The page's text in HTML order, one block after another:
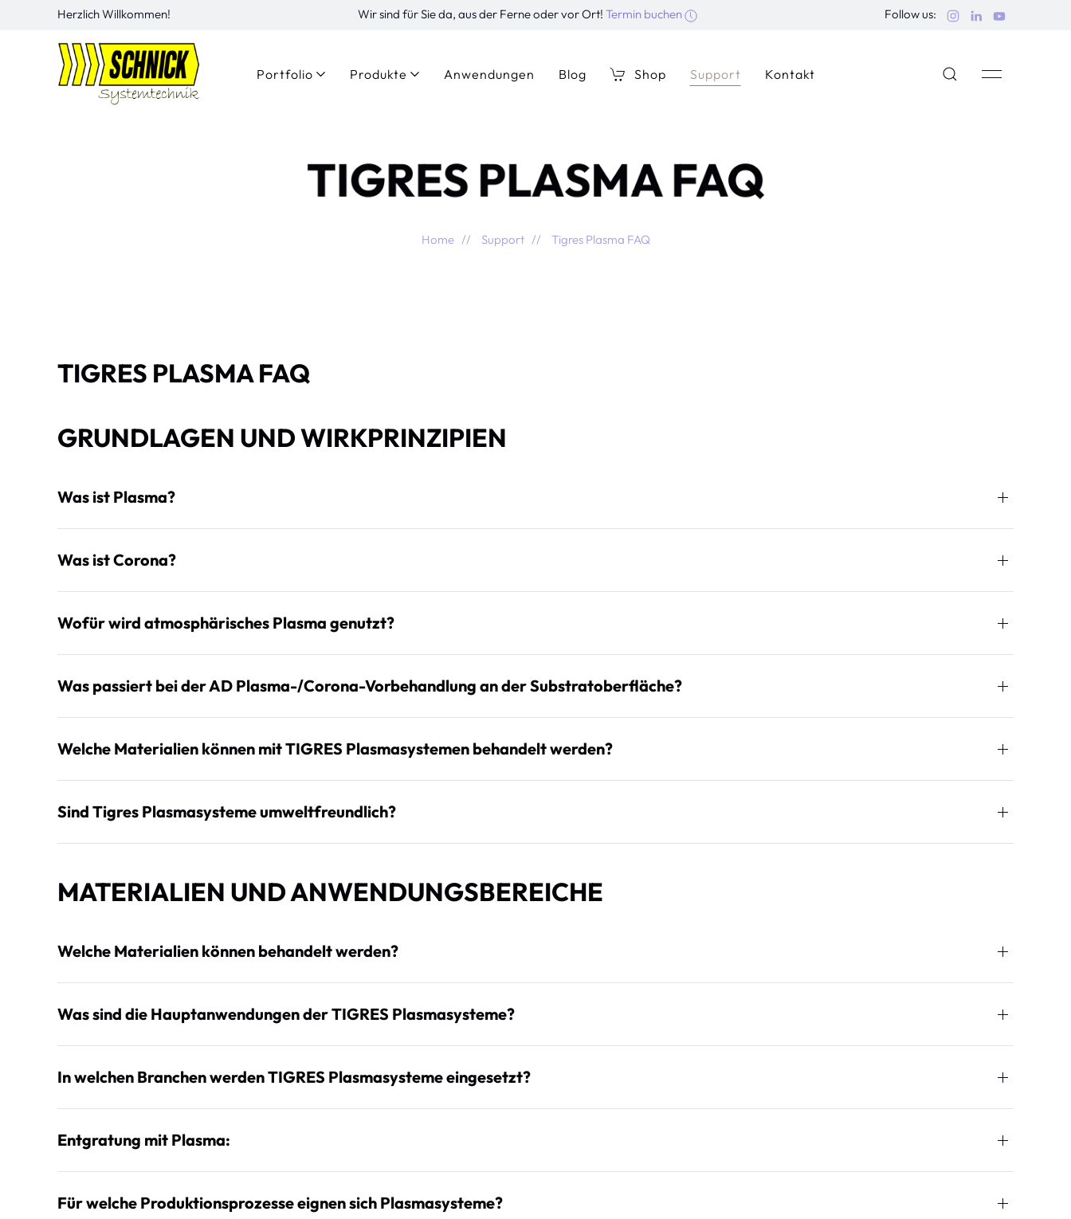
Herzlich Willkommen! Wir sind für Sie da, aus der Ferne oder vor Ort! Termin buchen Follow us:
Portfolio Produkte Anwendungen Blog Shop Support Kontakt
TIGRES PLASMA FAQ
Home Support Tigres Plasma FAQ
TIGRES PLASMA FAQ
GRUNDLAGEN UND WIRKPRINZIPIEN
Was ist Plasma?
Was ist Corona?
Wofür wird atmosphärisches Plasma genutzt?
Was passiert bei der AD Plasma-/Corona-Vorbehandlung an der Substratoberfläche?
Welche Materialien können mit TIGRES Plasmasystemen behandelt werden?
Sind Tigres Plasmasysteme umweltfreundlich?
MATERIALIEN UND ANWENDUNGSBEREICHE
Welche Materialien können behandelt werden?
Was sind die Hauptanwendungen der TIGRES Plasmasysteme?
In welchen Branchen werden TIGRES Plasmasysteme eingesetzt?
Entgratung mit Plasma:
Für welche Produktionsprozesse eignen sich Plasmasysteme?